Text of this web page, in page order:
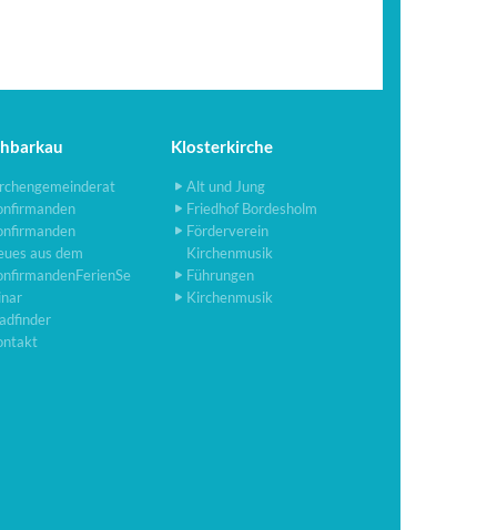
aus dem
Klosterkirche
Alt und Jung
Friedhof Bordesholm
Förderverein
Kirchenmusik
Führungen
Kirchenmusik